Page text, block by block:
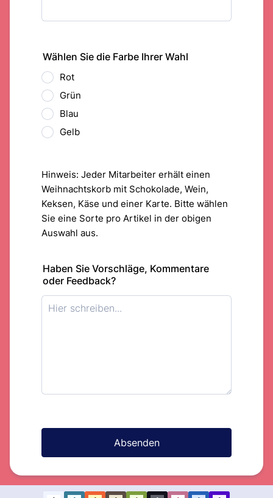
Wählen Sie die Farbe Ihrer Wahl
Rot
Grün
Blau
Gelb
Hinweis: Jeder Mitarbeiter erhält einen
Weihnachtskorb mit Schokolade, Wein,
Keksen, Käse und einer Karte. Bitte wählen
Sie eine Sorte pro Artikel in der obigen
Auswahl aus.
Haben Sie Vorschläge, Kommentare
oder Feedback?
Absenden